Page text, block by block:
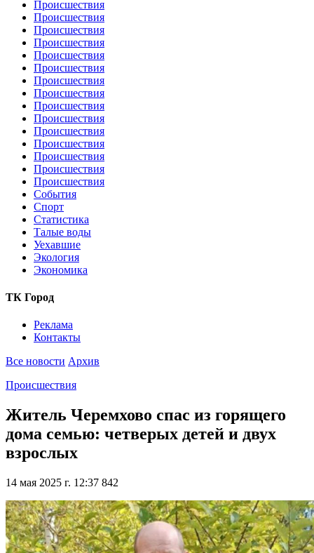
Происшествия
Происшествия
Происшествия
Происшествия
Происшествия
Происшествия
Происшествия
Происшествия
Происшествия
Происшествия
Происшествия
Происшествия
Происшествия
Происшествия
Происшествия
События
Спорт
Статистика
Талые воды
Уехавшие
Экология
Экономика
ТК Город
Реклама
Контакты
Все новости Архив
Происшествия
Житель Черемхово спас из горящего
дома семью: четверых детей и двух
взрослых
14 мая 2025 г. 12:37 842